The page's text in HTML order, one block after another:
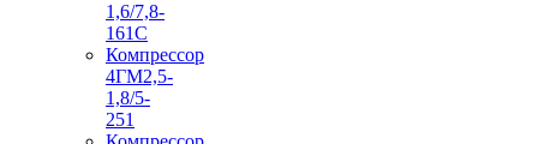
1,6/7,8-
161С
Компрессор
4ГМ2,5-
1,8/5-
251